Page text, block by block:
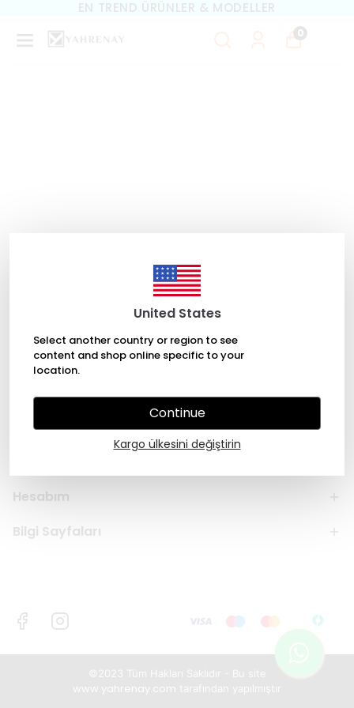
United States
Select another country or region to see
content and shop online specific to your
location.
Continue
Kargo ülkesini değiştirin
EN TREND ÜRÜNLER & MODELLER
0
Hesabım
Bilgi Sayfaları
©2023 Tüm Hakları Saklıdır - Bu site
www.yahrenay.com